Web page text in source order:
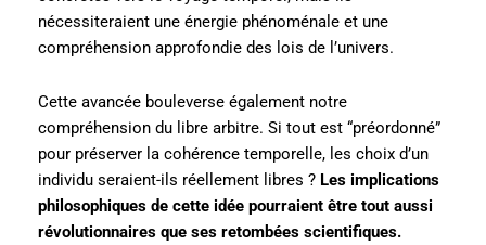
nécessiteraient une énergie phénoménale et une
compréhension approfondie des lois de l’univers.
Cette avancée bouleverse également notre
compréhension du libre arbitre. Si tout est “préordonné”
pour préserver la cohérence temporelle, les choix d’un
individu seraient-ils réellement libres ? Les implications
philosophiques de cette idée pourraient être tout aussi
révolutionnaires que ses retombées scientifiques.